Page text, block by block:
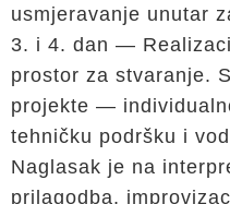
usmjeravanje unutar
3. i 4. dan —
prostor za stvaranje.
projekte —
tehničku podršku i
Naglasak je na
prilagodba,